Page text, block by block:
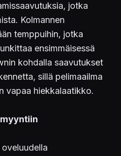
jotka
Kolmannen
temppuihin, jotka
ensimmäisessä
kohdalla saavutukset
sillä pelimaailma
vapaa hiekkalaatikko.